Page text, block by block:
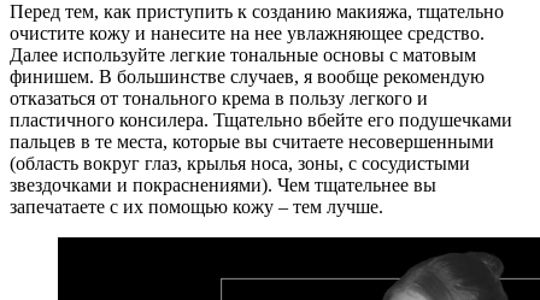
Перед тем, как приступить к созданию макияжа, тщательно
очистите кожу и нанесите на нее увлажняющее средство.
Далее используйте легкие тональные основы с матовым
финишем. В большинстве случаев, я вообще рекомендую
отказаться от тонального крема в пользу легкого и
пластичного консилера. Тщательно вбейте его подушечками
пальцев в те места, которые вы считаете несовершенными
(область вокруг глаз, крылья носа, зоны, с сосудистыми
звездочками и покраснениями). Чем тщательнее вы
запечатаете с их помощью кожу – тем лучше.